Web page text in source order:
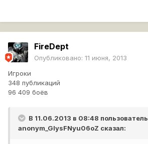
FireDept
Опубликовано: 11 июня, 2013
Игроки
348 публикаций
96 409 боёв
В 11.06.2013 в 08:48 пользователь
anonym_GIysFNyu06oZ сказал: